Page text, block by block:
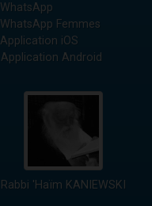
WhatsApp
WhatsApp Femmes
Application iOS
Application Android
Rabbi 'Haïm KANIEWSKI